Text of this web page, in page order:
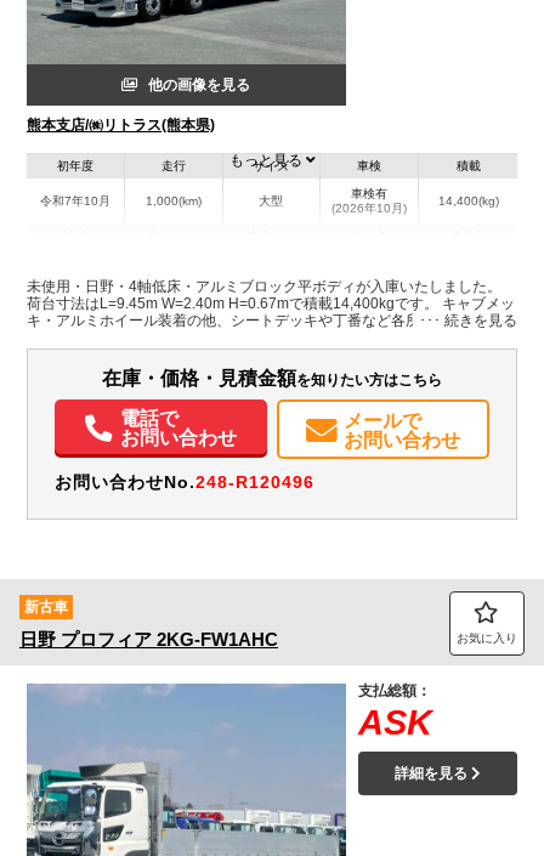
他の画像を見る
熊本支店/㈱リトラス(熊本県)
初年度
令和7年10月
走行
1,000(km)
サイズ
大型
車検
車検有
(2026年10月)
積載
14,400(kg)
熊本県
W:2,400
H:670
無
パワステ パワーウィンドウ ABS エアバッグ
電動格納ミラー
ETC
もっと見る
未使用・日野・4軸低床・アルミブロック平ボディが入庫いたしました。
荷台寸法はL=9.45m W=2.40m H=0.67mで積載14,400kgです。 キャブメッ
キ・アルミホイール装着の他、シートデッキや丁番など各所にステンを使
問い合わせ下さい。
在庫・価格・見積金額を知りたい方はこちら
電話で
お問い合わせ
メールで
お問い合わせ
お問い合わせNo.248-R120496
新古車
日野 プロフィア 2KG-FW1AHC お気に入り
支払総額：
ASK
詳細を見る